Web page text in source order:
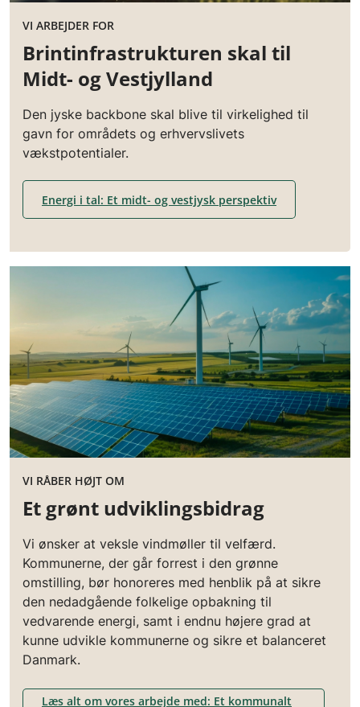
VI ARBEJDER FOR
Brintinfrastrukturen skal til
Midt- og Vestjylland
Den jyske backbone skal blive til virkelighed til
gavn for områdets og erhvervslivets
vækstpotentialer.
Energi i tal: Et midt- og vestjysk perspektiv
VI RÅBER HØJT OM
Et grønt udviklingsbidrag
Vi ønsker at veksle vindmøller til velfærd.
Kommunerne, der går forrest i den grønne
omstilling, bør honoreres med henblik på at sikre
den nedadgående folkelige opbakning til
vedvarende energi, samt i endnu højere grad at
kunne udvikle kommunerne og sikre et balanceret
Danmark.
Læs alt om vores arbejde med: Et kommunalt